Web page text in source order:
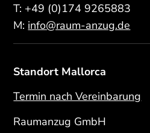
T: +49 (0)174 9265883
M: info@raum-anzug.de
Standort Mallorca
Termin nach Vereinbarung
Raumanzug GmbH